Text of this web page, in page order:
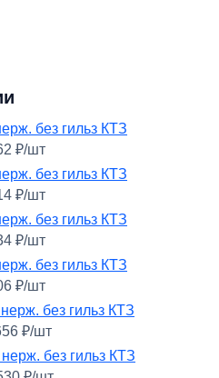
без гильз КТЗ
₽/шт
без гильз КТЗ
₽/шт
без гильз КТЗ
₽/шт
без гильз КТЗ
₽/шт
без гильз КТЗ
₽/шт
без гильз КТЗ